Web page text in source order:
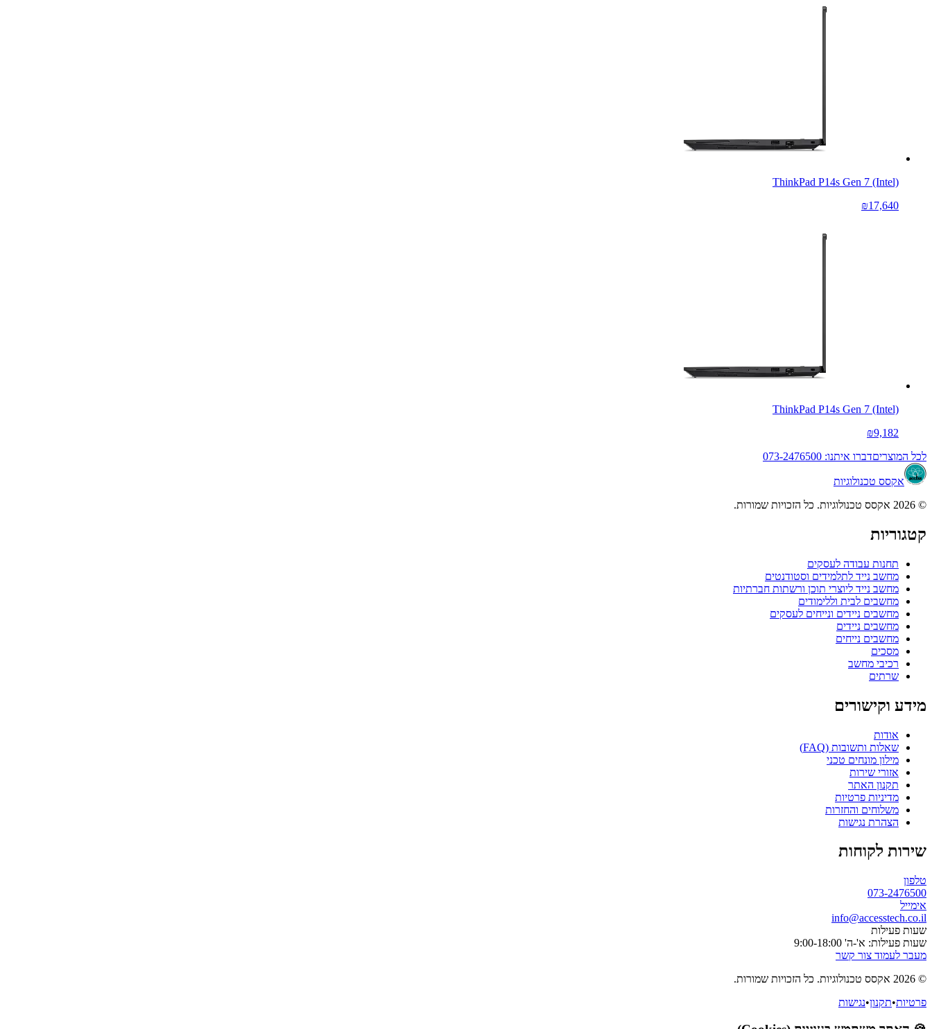
ThinkPad P14s Gen 7 (Intel)
₪17,640
ThinkPad P14s Gen 7 (Intel)
₪9,182
לכל המוצריםדברו איתנו: 073-2476500
אקסס טכנולוגיות
© 2026 אקסס טכנולוגיות. כל הזכויות שמורות.
קטגוריות
תחנות עבודה לעסקים
מחשב נייד לתלמידים וסטודנטים
מחשב נייד ליוצרי תוכן ורשתות חברתיות
מחשבים לבית וללימודים
מחשבים ניידים ונייחים לעסקים
מחשבים ניידים
מחשבים נייחים
מסכים
רכיבי מחשב
שרתים
מידע וקישורים
אודות
שאלות ותשובות (FAQ)
מילון מונחים טכני
אזורי שירות
תקנון האתר
מדיניות פרטיות
משלוחים והחזרות
הצהרת נגישות
שירות לקוחות
טלפון
073-2476500
אימייל
info@accesstech.co.il
שעות פעילות
שעות פעילות: א'-ה' 9:00-18:00
מעבר לעמוד צור קשר
© 2026 אקסס טכנולוגיות. כל הזכויות שמורות.
פרטיות•תקנון•נגישות